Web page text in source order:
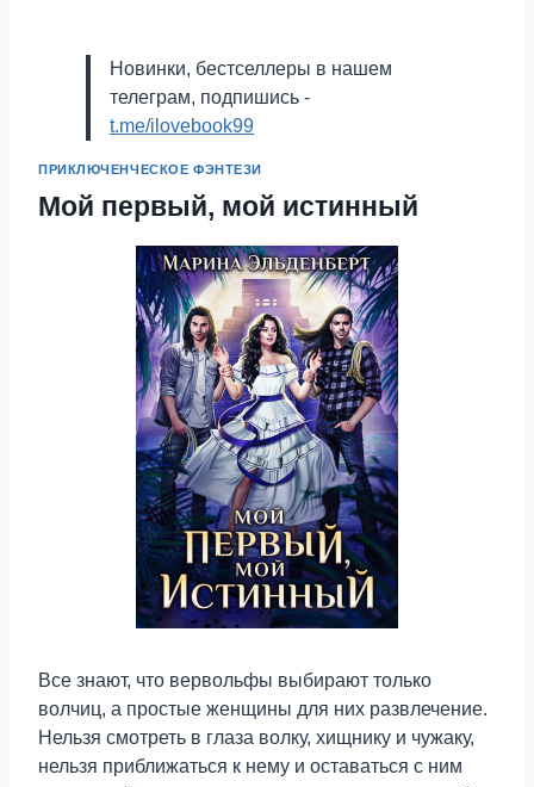
Новинки, бестселлеры в нашем
телеграм, подпишись -
t.me/ilovebook99
ПРИКЛЮЧЕНЧЕСКОЕ ФЭНТЕЗИ
Мой первый, мой истинный
Все знают, что вервольфы выбирают только
волчиц, а простые женщины для них развлечение.
Нельзя смотреть в глаза волку, хищнику и чужаку,
нельзя приближаться к нему и оставаться с ним